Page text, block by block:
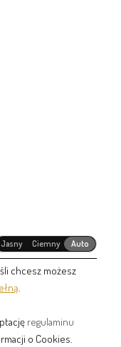
Jasny Ciemny Auto
chcesz możesz
regulaminu
o Cookies.